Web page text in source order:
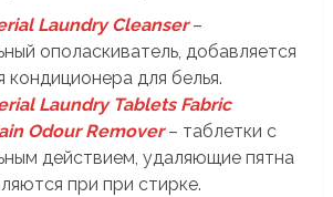
Laundry Cleanser –
ополаскиватель, добавляется
кондиционера для белья.
Laundry Tablets Fabric
Odour Remover– таблетки с
действием, удаляющие пятна
при при стирке.